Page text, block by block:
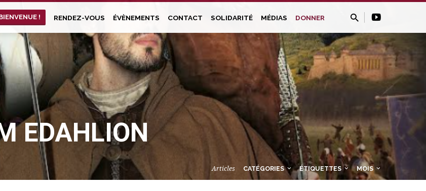
! RENDEZ-VOUS ÉVÈNEMENTS CONTACT SOLIDARITÉ MÉDIAS DONNER
EDAHLION
Articles CATÉGORIES ÉTIQUETTES MOIS